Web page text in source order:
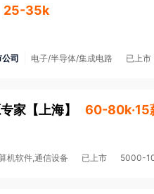
25-35k
司 电子/半导体/集成电路 已上市
家 【 上海】 60-80k·15
机软件,通信设备 已上市 5000-